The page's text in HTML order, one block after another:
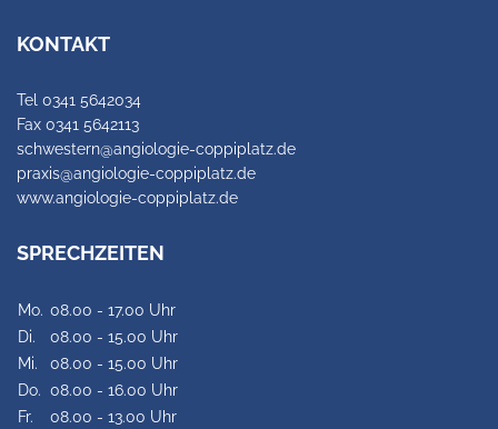
KONTAKT
Tel 0341 5642034
Fax 0341 5642113
schwestern@angiologie-coppiplatz.de
praxis@angiologie-coppiplatz.de
www.angiologie-coppiplatz.de
SPRECHZEITEN
Mo. 08.00 - 17.00 Uhr
Di.
08.00 - 15.00 Uhr
Mi.
08.00 - 15.00 Uhr
Do. 08.00 - 16.00 Uhr
Fr.
08.00 - 13.00 Uhr